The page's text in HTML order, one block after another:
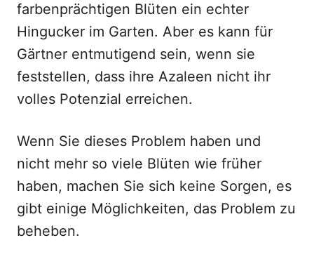
farbenprächtigen Blüten ein echter
Hingucker im Garten. Aber es kann für
Gärtner entmutigend sein, wenn sie
feststellen, dass ihre Azaleen nicht ihr
volles Potenzial erreichen.
Wenn Sie dieses Problem haben und
nicht mehr so viele Blüten wie früher
haben, machen Sie sich keine Sorgen, es
gibt einige Möglichkeiten, das Problem zu
beheben.